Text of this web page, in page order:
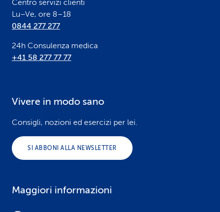
Centro servizi clienti
Lu–Ve, ore 8–18
0844 277 277
24h Consulenza medica
+41 58 277 77 77
Vivere in modo sano
Consigli, nozioni ed esercizi per lei.
SI ABBONI ALLA NEWSLETTER
Maggiori informazioni